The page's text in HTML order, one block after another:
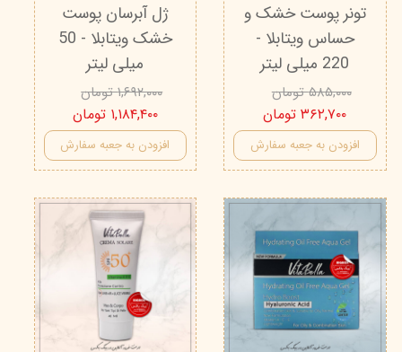
تونر پوست خشک و
حساس ویتابلا -
220 میلی لیتر
۵۸۵,۰۰۰ تومان
۳۶۲,۷۰۰ تومان
افزودن به جعبه سفارش
ژل آبرسان پوست
خشک ویتابلا - 50
میلی لیتر
۱,۶۹۲,۰۰۰ تومان
۱,۱۸۴,۴۰۰ تومان
افزودن به جعبه سفارش